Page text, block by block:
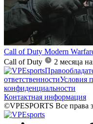
Call of Duty Modern
Call of Duty
2 месяца
ответственностиУсловия
конфиденциальности
Контактная информация
©VPESPORTS Все права